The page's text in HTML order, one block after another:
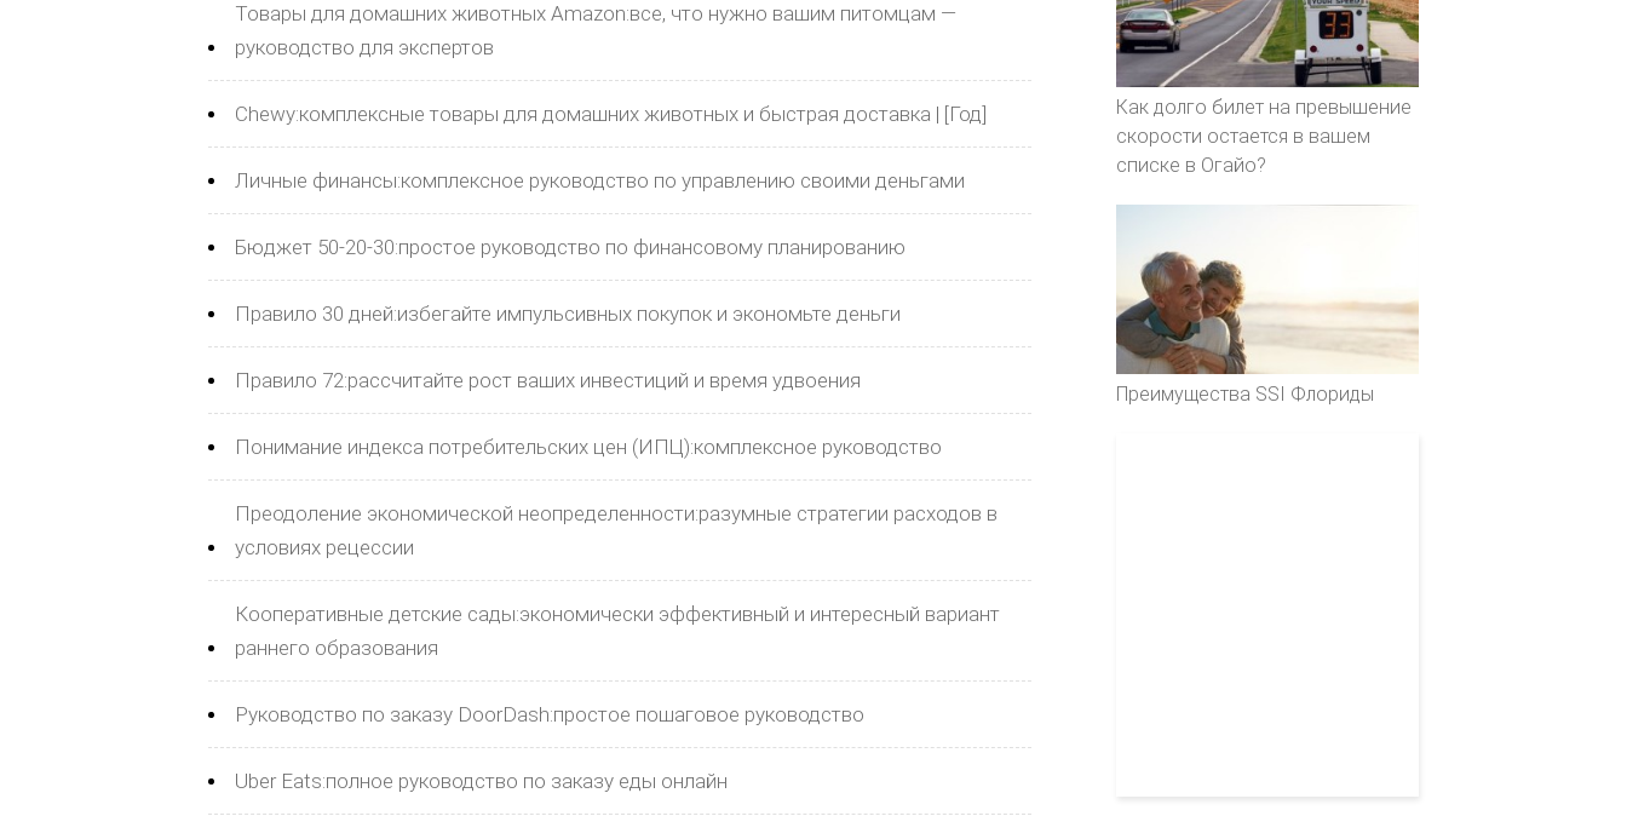
Товары для домашних животных Amazon:все, что нужно вашим питомцам —
руководство для экспертов
Chewy:комплексные товары для домашних животных и быстрая доставка | [Год]
Личные финансы:комплексное руководство по управлению своими деньгами
Бюджет 50-20-30:простое руководство по финансовому планированию
Правило 30 дней:избегайте импульсивных покупок и экономьте деньги
Правило 72:рассчитайте рост ваших инвестиций и время удвоения
Понимание индекса потребительских цен (ИПЦ):комплексное руководство
Преодоление экономической неопределенности:разумные стратегии расходов в
условиях рецессии
Кооперативные детские сады:экономически эффективный и интересный вариант
раннего образования
Руководство по заказу DoorDash:простое пошаговое руководство
Uber Eats:полное руководство по заказу еды онлайн
Как долго билет на превышение
скорости остается в вашем
списке в Огайо?
Преимущества SSI Флориды